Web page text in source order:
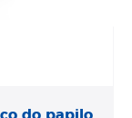
do papilo